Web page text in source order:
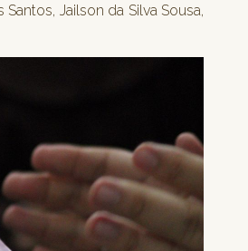
Jailson da Silva Sousa,